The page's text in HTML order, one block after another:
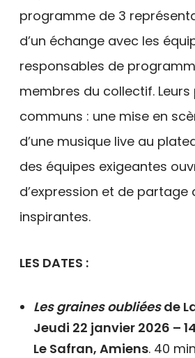
programme de 3
d’un échange avec les
responsables de
membres du collectif. Leurs
communs : une mise en
d’une musique live au
des équipes exigeantes
d’expression et de partage
inspirantes.
LES DATES :
Les graines oubliéesde
Jeudi 22 janvier 2026 –
Le Safran, Amiens. 40